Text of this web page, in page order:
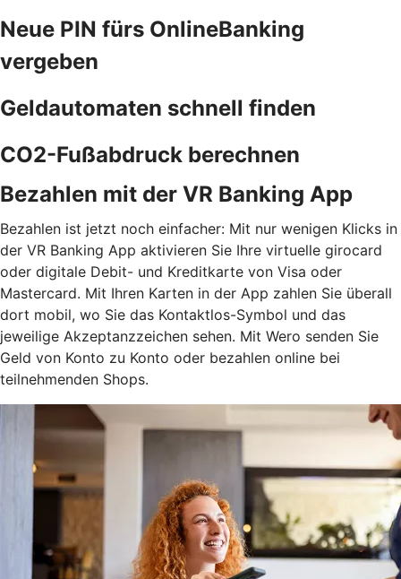
Neue PIN fürs OnlineBanking
vergeben
Geldautomaten schnell finden
CO2-Fußabdruck berechnen
Bezahlen mit der VR Banking App
Bezahlen ist jetzt noch einfacher: Mit nur wenigen Klicks in
der VR Banking App aktivieren Sie Ihre virtuelle girocard
oder digitale Debit- und Kreditkarte von Visa oder
Mastercard. Mit Ihren Karten in der App zahlen Sie überall
dort mobil, wo Sie das Kontaktlos-Symbol und das
jeweilige Akzeptanzzeichen sehen. Mit Wero senden Sie
Geld von Konto zu Konto oder bezahlen online bei
teilnehmenden Shops.